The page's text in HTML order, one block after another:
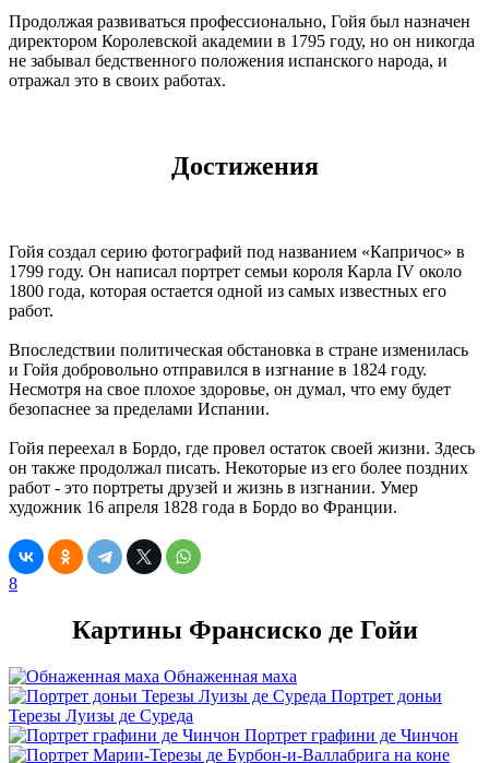
Продолжая развиваться профессионально, Гойя был назначен
директором Королевской академии в 1795 году, но он никогда
не забывал бедственного положения испанского народа, и
отражал это в своих работах.
Достижения
Гойя создал серию фотографий под названием «Капричос» в
1799 году. Он написал портрет семьи короля Карла IV около
1800 года, которая остается одной из самых известных его
работ.
Впоследствии политическая обстановка в стране изменилась
и Гойя добровольно отправился в изгнание в 1824 году.
Несмотря на свое плохое здоровье, он думал, что ему будет
безопаснее за пределами Испании.
Гойя переехал в Бордо, где провел остаток своей жизни. Здесь
он также продолжал писать. Некоторые из его более поздних
работ - это портреты друзей и жизнь в изгнании. Умер
художник 16 апреля 1828 года в Бордо во Франции.
8
Картины Франсиско де Гойи
Обнаженная маха
Портрет доньи
Терезы Луизы де Суреда
Портрет графини де Чинчон